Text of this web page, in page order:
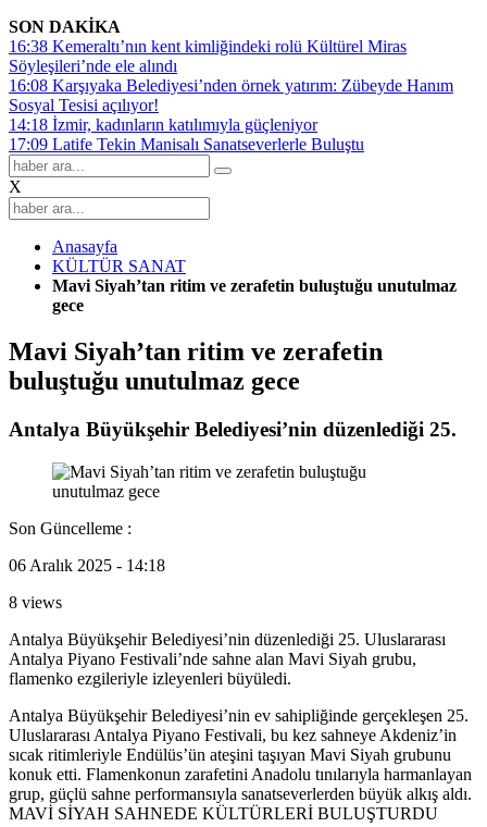
SON DAKİKA
16:38 Kemeraltı’nın kent kimliğindeki rolü Kültürel Miras
Söyleşileri’nde ele alındı
16:08 Karşıyaka Belediyesi’nden örnek yatırım: Zübeyde Hanım
Sosyal Tesisi açılıyor!
14:18 İzmir, kadınların katılımıyla güçleniyor
17:09 Latife Tekin Manisalı Sanatseverlerle Buluştu
X
Anasayfa
KÜLTÜR SANAT
Mavi Siyah’tan ritim ve zerafetin buluştuğu unutulmaz
gece
Mavi Siyah’tan ritim ve zerafetin
buluştuğu unutulmaz gece
Antalya Büyükşehir Belediyesi’nin düzenlediği 25.
Son Güncelleme :
06 Aralık 2025 - 14:18
8 views
Antalya Büyükşehir Belediyesi’nin düzenlediği 25. Uluslararası
Antalya Piyano Festivali’nde sahne alan Mavi Siyah grubu,
flamenko ezgileriyle izleyenleri büyüledi.
Antalya Büyükşehir Belediyesi’nin ev sahipliğinde gerçekleşen 25.
Uluslararası Antalya Piyano Festivali, bu kez sahneye Akdeniz’in
sıcak ritimleriyle Endülüs’ün ateşini taşıyan Mavi Siyah grubunu
konuk etti. Flamenkonun zarafetini Anadolu tınılarıyla harmanlayan
grup, güçlü sahne performansıyla sanatseverlerden büyük alkış aldı.
MAVİ SİYAH SAHNEDE KÜLTÜRLERİ BULUŞTURDU